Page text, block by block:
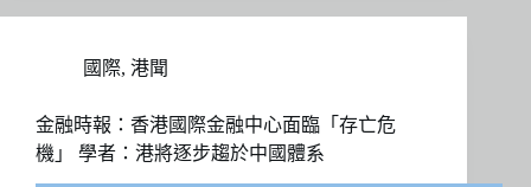
國際, 港聞
金融時報：香港國際金融中心面臨「存亡危
機」 學者：港將逐步趨於中國體系